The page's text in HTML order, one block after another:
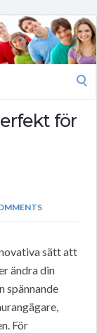
för
sätt att
ändra din
spännande
För